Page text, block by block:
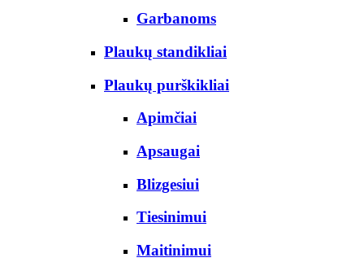
Garbanoms
Plaukų standikliai
Plaukų purškikliai
Apimčiai
Apsaugai
Blizgesiui
Tiesinimui
Maitinimui